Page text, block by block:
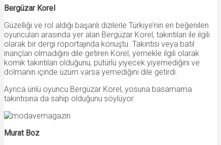
Bergüzar Korel
Güzelliği ve rol aldığı başarılı dizilerle Türkiye’nin en beğenilen
oyuncuları arasında yer alan Bergüzar Korel, takıntıları ile ilgili
olarak bir dergi röportajında konuştu. Takıntısı veya batıl
inançları olmadığını dile getiren Korel, yemekle ilgili olarak
komik takıntıları olduğunu, pütürlü yiyecek yiyemediğini ve
dolmanın içinde üzüm varsa yemediğini dile getirdi.
Ayrıca ünlü oyuncu Bergüzar Korel, yosuna basamama
takıntısına da sahip olduğunu söylüyor.
Murat Boz